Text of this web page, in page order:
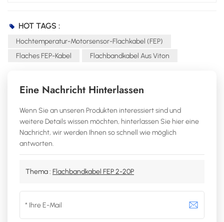
HOT TAGS :
Hochtemperatur-Motorsensor-Flachkabel (FEP)
Flaches FEP-Kabel
Flachbandkabel Aus Viton
Eine Nachricht Hinterlassen
Wenn Sie an unseren Produkten interessiert sind und
weitere Details wissen möchten, hinterlassen Sie hier eine
Nachricht, wir werden Ihnen so schnell wie möglich
antworten.
Thema : Flachbandkabel FEP 2-20P